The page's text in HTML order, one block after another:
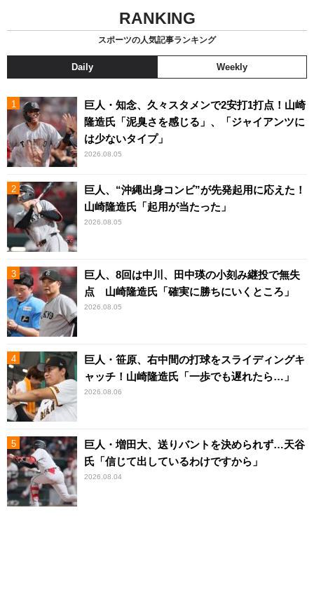
RANKING
スポーツの人気記事ランキング
Daily Weekly
巨人・知念、久々スタメンで2安打1打点！山崎
隆造氏「泥臭さを感じる」、「ジャイアンツに
は少ないタイプ」
2026.08.05
巨人、“沖縄出身コンビ”が先発起用に応えた！
山崎隆造氏「起用が当たった」
2026.08.05
巨人、8回は中川、田中瑛の小刻み継投で無失
点 山崎隆造氏「確実に勝ちにいくところ」
2026.08.05
巨人・笹原、右中間の打球をスライディングキ
ャッチ！山崎隆造氏「一歩でも遅れたら…」
2026.08.06
巨人・増田大、送りバントを決められず…天谷
氏「信じて出しているわけですから」
2026.08.04